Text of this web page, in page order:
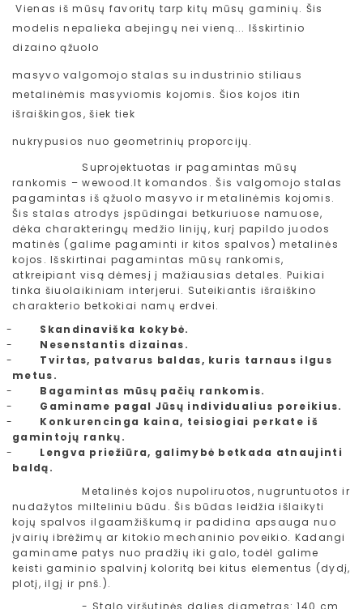
Vienas iš mūsų favoritų tarp kitų mūsų gaminių. Šis
modelis nepalieka abejingų nei vieną... Išskirtinio
dizaino ąžuolo
masyvo valgomojo stalas su industrinio stiliaus
metalinėmis masyviomis kojomis. Šios kojos itin
išraiškingos, šiek tiek
nukrypusios nuo geometrinių proporcijų.
Suprojektuotas ir pagamintas mūsų
rankomis – wewood.lt komandos. Šis valgomojo stalas
pagamintas iš ąžuolo masyvo ir metalinėmis kojomis.
Šis stalas atrodys įspūdingai betkuriuose namuose,
dėka charakteringų medžio linijų, kurį papildo juodos
matinės (galime pagaminti ir kitos spalvos) metalinės
kojos. Išskirtinai pagamintas mūsų rankomis,
atkreipiant visą dėmesį į mažiausias detales. Puikiai
tinka šiuolaikiniam interjerui. Suteikiantis išraiškino
charakterio betkokiai namų erdvei.
-
Skandinaviška kokybė.
-
Nesenstantis dizainas.
-
Tvirtas, patvarus baldas, kuris tarnaus ilgus
metus.
-
Bagamintas mūsų pačių rankomis.
-
Gaminame pagal Jūsų individualius poreikius.
-
Konkurencinga kaina, teisiogiai perkate iš
gamintojų rankų.
-
Lengva priežiūra, galimybė betkada atnaujinti
baldą.
Metalinės kojos nupoliruotos, nugruntuotos ir
nudažytos milteliniu būdu. Šis būdas leidžia išlaikyti
kojų spalvos ilgaamžiškumą ir padidina apsauga nuo
įvairių ibrėžimų ar kitokio mechaninio poveikio. Kadangi
gaminame patys nuo pradžių iki galo, todėl galime
keisti gaminio spalvinį koloritą bei kitus elementus (dydį,
plotį, ilgį ir pnš.).
- Stalo viršutinės dalies diametras: 140 cm.